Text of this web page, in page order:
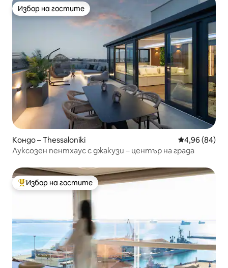
Избор на гостите
Избор на гостите
Кондо – Thessaloniki Средна
4,96 (84)
Луксозен пентхаус с джакузи – център на града
Най-популярен избор на гостите
Избор на гостите